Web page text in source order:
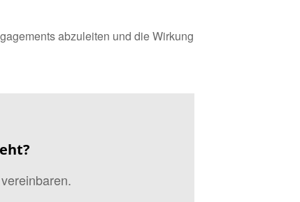
abzuleiten und die Wirkung